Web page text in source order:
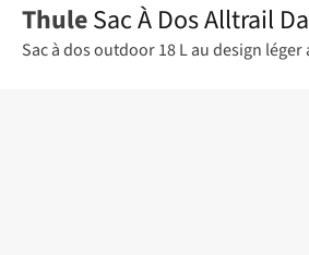
ThuleSac À Dos Alltrail
Sac à dos outdoor 18 L au design